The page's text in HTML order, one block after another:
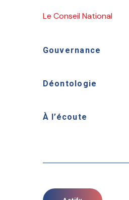
Le Conseil National
Gouvernance
Déontologie
À l’écoute